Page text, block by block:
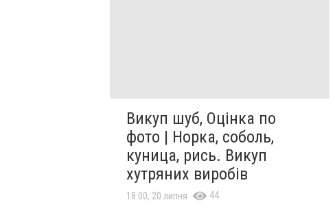
Викуп шуб, Оцінка по
фото | Норка, соболь,
куница, рись. Викуп
хутряних виробів
18:00, 20 липня 44